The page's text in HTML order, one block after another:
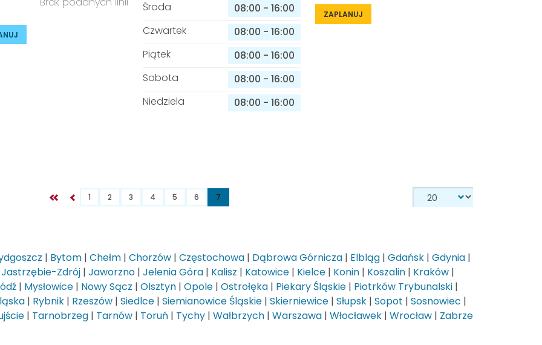
Środa 08:00 - 16:00
Czwartek
08:00 - 16:00
Piątek
08:00 - 16:00
Sobota
08:00 - 16:00
Niedziela
08:00 - 16:00
ZAPLANUJ
1 2 3 4 5 6 7
| Bytom | Chełm | Chorzów | Częstochowa | Dąbrowa Górnicza | Elbląg | Gdańsk | Gdynia |
Jastrzębie-Zdrój | Jaworzno | Jelenia Góra | Kalisz | Katowice | Kielce | Konin | Koszalin | Kraków |
| Mysłowice | Nowy Sącz | Olsztyn | Opole | Ostrołęka | Piekary Śląskie | Piotrków Trybunalski |
| Rybnik | Rzeszów | Siedlce | Siemianowice Śląskie | Skierniewice | Słupsk | Sopot | Sosnowiec |
| Tarnobrzeg | Tarnów | Toruń | Tychy | Wałbrzych | Warszawa | Włocławek | Wrocław | Zabrze